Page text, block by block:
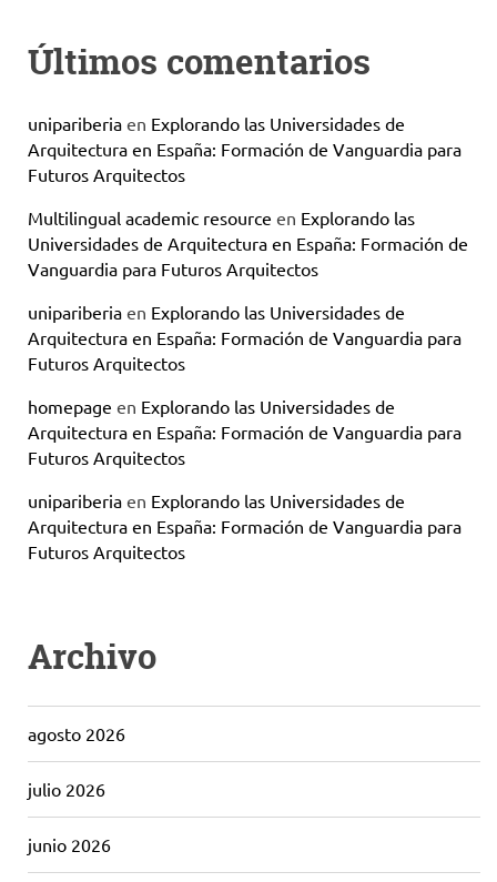
Últimos comentarios
unipariberia en Explorando las Universidades de
Arquitectura en España: Formación de Vanguardia para
Futuros Arquitectos
Multilingual academic resource en Explorando las
Universidades de Arquitectura en España: Formación de
Vanguardia para Futuros Arquitectos
unipariberia en Explorando las Universidades de
Arquitectura en España: Formación de Vanguardia para
Futuros Arquitectos
homepage en Explorando las Universidades de
Arquitectura en España: Formación de Vanguardia para
Futuros Arquitectos
unipariberia en Explorando las Universidades de
Arquitectura en España: Formación de Vanguardia para
Futuros Arquitectos
Archivo
agosto 2026
julio 2026
junio 2026